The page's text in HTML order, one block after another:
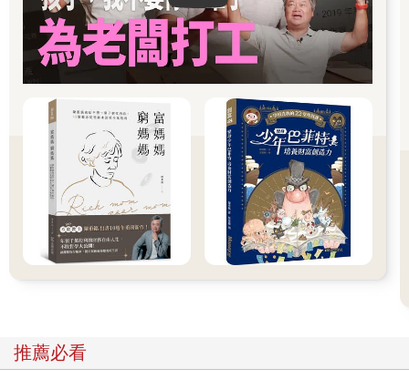
茲、伊隆．馬斯克，甚至於湯瑪斯．愛迪生，都是拿已經存在的
概念，做出了凡夫俗子都能用得上的東西。那就是維卡幣──老少
咸宜的加密貨幣。它的聲勢暫時可能比不上家喻戶曉的比特幣，
但那也就是暫時而已。茹雅保證維卡幣會比對手更便捷、更順
暢、更好用。她估計著有朝一日，員工用會維卡幣領薪水，領了
薪水用會維卡幣買東西。任何人趁現在投資價格還沒如火箭升空
般的維卡幣，時候到了都能大削一筆。
但維卡幣的意義遠遠不只是發財致富而已。銀行家與各國政府已
經割韭菜割了幾十年，全都是靠他們掌控了貨幣：他們可以印鈔
票，可以訂定利率，然後把錢貸放出去，還可以拿錢去投機獲
利，你想跟他們借錢還得被狠敲一筆手續費。二○○八到二○○九年
的金融海嘯就是一個經典的案例。面對這樣的問題，像比特幣與
維卡幣這樣的加密貨幣就是解答，而靠的就是這項科技當中所隱
藏的革命性概念：固定的貨幣供給量。中本聰之所以創造比特
總量上加了一個天花板，就是兩千一百萬顆，不會再多了，而且
其發行會根據預先程式設計好的速率去進行，外力難以干預。換
推薦必看